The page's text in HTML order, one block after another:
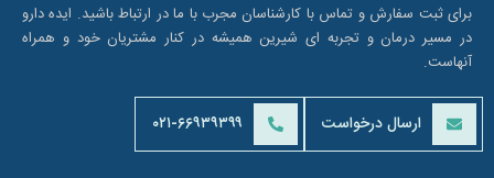
برای ثبت سفارش و تماس با کارشناسان مجرب با ما در ارتباط باشید. ایده دارو
در مسیر درمان و تجربه ای شیرین همیشه در کنار مشتریان خود و همراه
آنهاست.
ارسال درخواست ۰۲۱-۶۶۹۳۹۳۹۹